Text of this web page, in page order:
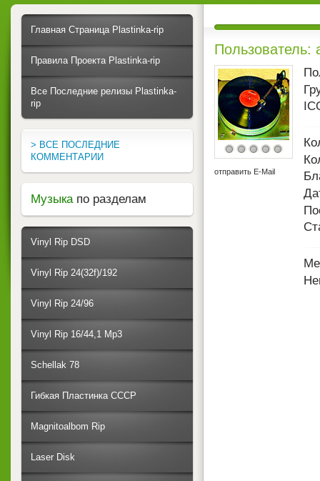
Пользователь:
отправить E-Mail
Главная Страница Plastinka-rip
Правила Проекта Plastinka-rip
Все Последние релизы Plastinka-
rip
> ВСЕ ПОСЛЕДНИЕ
КОММЕНТАРИИ
Музыка по разделам
Vinyl Rip DSD
Vinyl Rip 24(32f)/192
Vinyl Rip 24/96
Vinyl Rip 16/44,1 Mp3
Schellak 78
Гибкая Пластинка СССР
Magnitoalbom Rip
Laser Disk